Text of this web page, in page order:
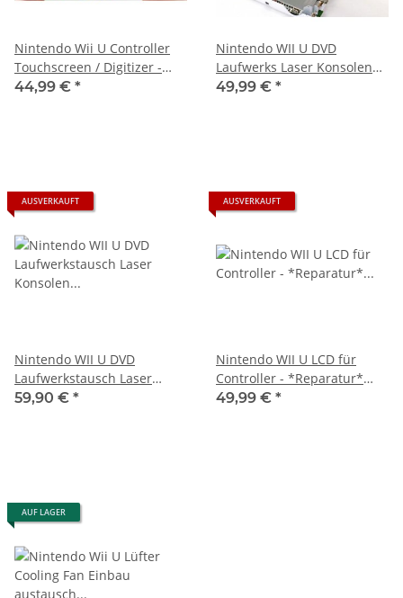
Nintendo Wii U Controller
Touchscreen / Digitizer -
Neu - Einbau / *Reparatur*
44,99 € *
Nintendo WII U DVD
Laufwerks Laser Konsolen
*Reparatur*
49,99 € *
AUSVERKAUFT
Nintendo WII U DVD
Laufwerkstausch Laser
Konsolen *Reparatur*
59,90 € *
AUSVERKAUFT
Nintendo WII U LCD für
Controller - *Reparatur*
Einbau durch uns - Defekt
49,99 € *
AUF LAGER